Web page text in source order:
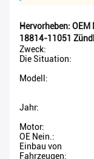
Hervorheben: OEM
18814-11051
Zweck:
Die Situation:
Modell:
Jahr:
Motor:
OE Nein.:
Einbau von
Fahrzeugen: